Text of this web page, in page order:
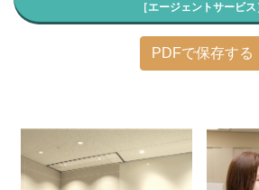
［エージェントサービス
PDFで保存する